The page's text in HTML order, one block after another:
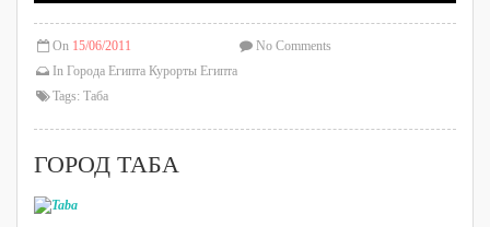
On 15/06/2011
In Города Египта Курорты Египта
Tags: Таба
No Comments
ГОРОД ТАБА